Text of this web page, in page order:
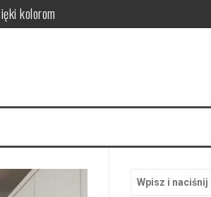
kolorom
i atmosferę wnętrza